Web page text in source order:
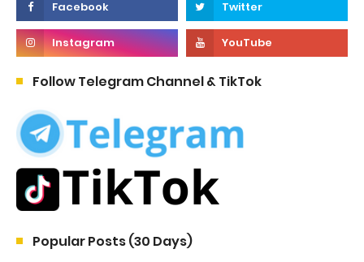
Follow Telegram Channel & TikTok
Popular Posts (30 Days)